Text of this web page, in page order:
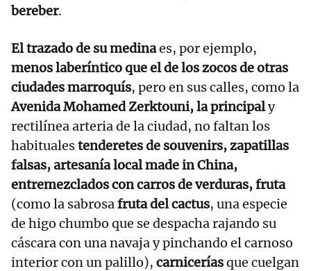
bereber.
El trazado de su medinaes, por ejemplo,
menos laberíntico que el de los zocos de otras
ciudades marroquís, pero en sus calles, como la
Avenida Mohamed Zerktouni, la principaly
rectilínea arteria de la ciudad, no faltan los
habitualestenderetes de souvenirs, zapatillas
falsas, artesanía local made in China,
entremezclados con carros de verduras, fruta
(como la sabrosafruta del cactus, una especie
de higo chumbo que se despacha rajando su
cáscara con una navaja y pinchando el carnoso
interior con un palillo), carniceríasque cuelgan